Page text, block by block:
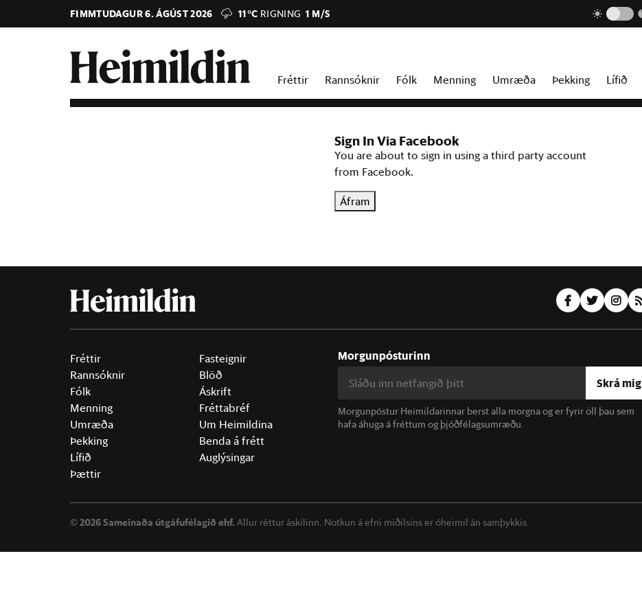
FIMMTUDAGUR 6. ÁGÚST 2026 11°C RIGNING 1 M/S
Fréttir Rannsóknir Fólk Menning Umræða Þekking Lífið
Sign In Via Facebook
You are about to sign in using a third party account
from Facebook.
Áfram
Fréttir
Rannsóknir
Fólk
Menning
Umræða
Þekking
Lífið
Þættir
Fasteignir
Blöð
Áskrift
Fréttabréf
Um Heimildina
Benda á frétt
Auglýsingar
Morgunpósturinn
Skrá mig
Morgunpóstur Heimildarinnar berst alla morgna og er fyrir öll þau sem
hafa áhuga á fréttum og þjóðfélagsumræðu.
©2026 Sameinaða útgáfufélagið ehf. Allur réttur áskilinn. Notkun á efni miðilsins er óheimil án samþykkis.